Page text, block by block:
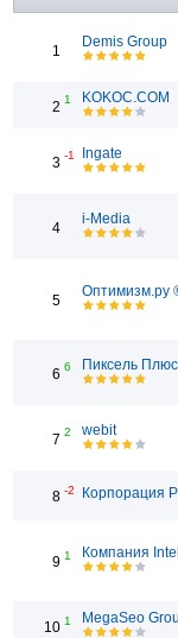
1
Demis Group
2 1 KOKOC.COM
3 -1 Ingate
4
i-Media
5
Оптимизм.ру
6 6 Пиксель Плюс
7 2 webit
8 -2 Корпорация
9 1 Компания
10 1 MegaSeo